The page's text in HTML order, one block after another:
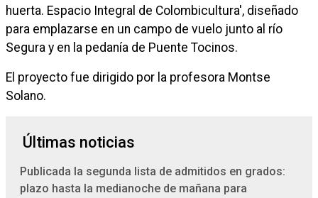
huerta. Espacio Integral de Colombicultura', diseñado
para emplazarse en un campo de vuelo junto al río
Segura y en la pedanía de Puente Tocinos.
El proyecto fue dirigido por la profesora Montse
Solano.
Últimas noticias
Publicada la segunda lista de admitidos en grados:
plazo hasta la medianoche de mañana para